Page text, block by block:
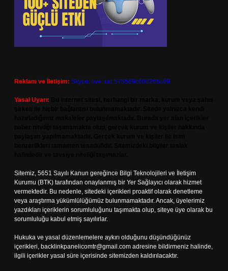
Reklam ve İletişim: Skype: live:.cid.575569c608265c69
Yasal Uyarı:
Sitemiz, 5651 Sayılı Kanun gereğince Bilgi Teknolojileri ve İletişim
Kurumu (BTK) tarafından onaylanmış bir Yer Sağlayıcı olarak hizmet
vermektedir. Bu nedenle, sitedeki içerikleri proaktif olarak denetleme
veya araştırma yükümlülüğümüz bulunmamaktadır. Ancak, üyelerimiz
yazdıkları içeriklerin sorumluluğunu taşımakta olup, siteye üye olarak bu
sorumluluğu kabul etmiş sayılırlar.
Hukuka ve yasal düzenlemelere aykırı olduğunu düşündüğünüz
içerikleri, backlinkpanelicomtr@gmail.com adresine bildirmeniz halinde,
ilgili içerikler yasal süre içerisinde sitemizden kaldırılacaktır.